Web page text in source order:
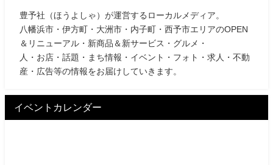
豊予社（ほうよしゃ）が運営するローカルメディア。
八幡浜市・伊方町・大洲市・内子町・西予市エリアのOPEN
＆リニューアル・新商品＆新サービス・グルメ・
人・お店・話題・まち情報・イベント・フォト・求人・不動
産・広告等の情報をお届けしていきます。
イベントカレンダー